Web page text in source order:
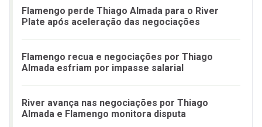
Flamengo perde Thiago Almada para o River
Plate após aceleração das negociações
Flamengo recua e negociações por Thiago
Almada esfriam por impasse salarial
River avança nas negociações por Thiago
Almada e Flamengo monitora disputa